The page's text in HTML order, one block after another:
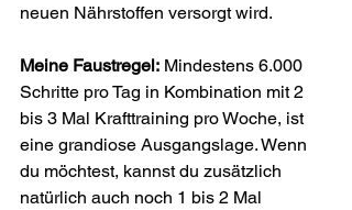
neuen Nährstoffen versorgt wird.
Meine Faustregel: Mindestens 6.000
Schritte pro Tag in Kombination mit 2
bis 3 Mal Krafttraining pro Woche, ist
eine grandiose Ausgangslage. Wenn
du möchtest, kannst du zusätzlich
natürlich auch noch 1 bis 2 Mal